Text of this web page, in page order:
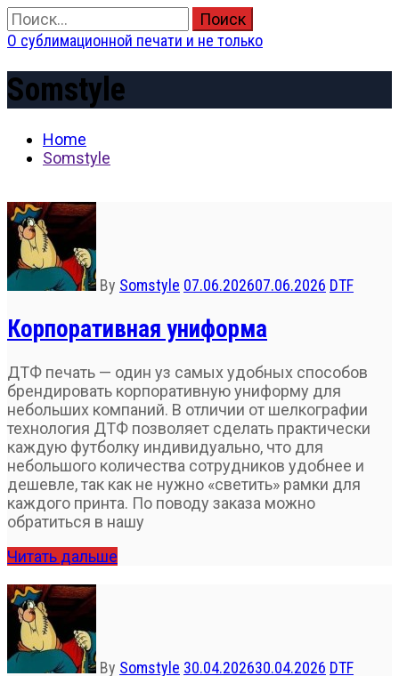
Skip
to
content
Найти:
О сублимационной печати и не только
Menu
Somstyle
Home
Somstyle
By Somstyle 07.06.202607.06.2026 DTF
Корпоративная униформа
ДТФ печать — один уз самых удобных способов
брендировать корпоративную униформу для
небольших компаний. В отличии от шелкографии
технология ДТФ позволяет сделать практически
каждую футболку индивидуально, что для
небольшого количества сотрудников удобнее и
дешевле, так как не нужно «светить» рамки для
каждого принта. По поводу заказа можно
обратиться в нашу
Читать дальше
By Somstyle 30.04.202630.04.2026 DTF